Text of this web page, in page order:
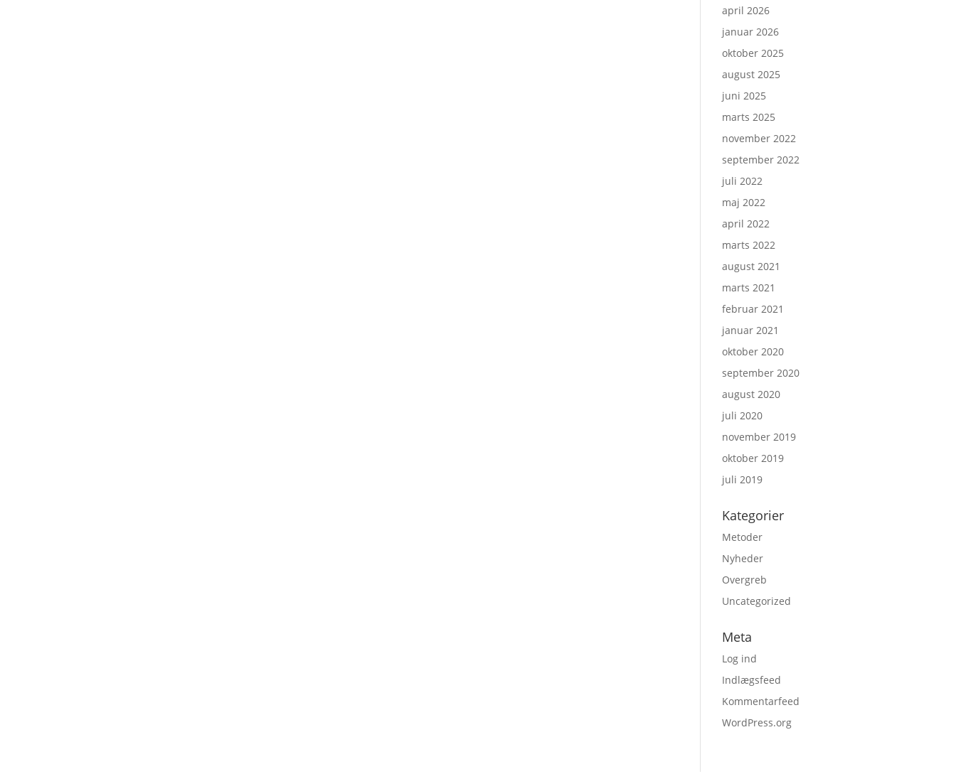
april 2026
januar 2026
oktober 2025
august 2025
juni 2025
marts 2025
november 2022
september 2022
juli 2022
maj 2022
april 2022
marts 2022
august 2021
marts 2021
februar 2021
januar 2021
oktober 2020
september 2020
august 2020
juli 2020
november 2019
oktober 2019
juli 2019
Kategorier
Metoder
Nyheder
Overgreb
Uncategorized
Meta
Log ind
Indlægsfeed
Kommentarfeed
WordPress.org